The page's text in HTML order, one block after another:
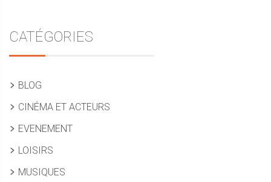
CATÉGORIES
BLOG
CINÉMA ET ACTEURS
EVENEMENT
LOISIRS
MUSIQUES